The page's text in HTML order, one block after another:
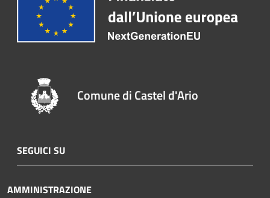
Comune di Castel d'Ario
SEGUICI SU
AMMINISTRAZIONE